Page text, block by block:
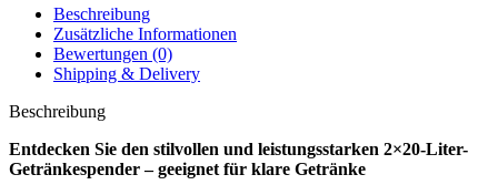
Beschreibung
Zusätzliche Informationen
Bewertungen (0)
Shipping & Delivery
Beschreibung
Entdecken Sie den stilvollen und leistungsstarken 2×20-Liter-
Getränkespender – geeignet für klare Getränke